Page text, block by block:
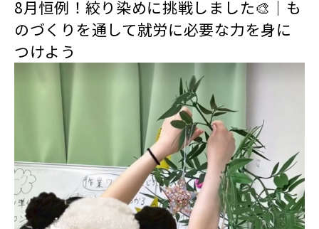
8月恒例！絞り染めに挑戦しました🎨｜も
のづくりを通して就労に必要な力を身に
つけよう